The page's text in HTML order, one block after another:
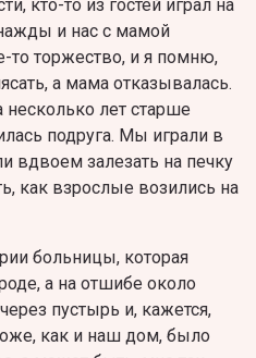
кто-то из гостей играл на
и нас с мамой
то торжество, и я помню,
а мама отказывалась.
лет старше
подруга. Мы играли в
вдвоем залезать на печку
как взрослые возились на
больницы, которая
а на отшибе около
пустырь и, кажется,
как и наш дом, было